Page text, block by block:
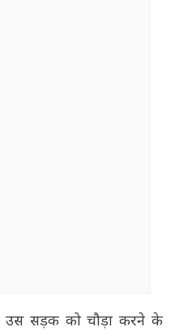
उस सड़क को चौड़ा करने के